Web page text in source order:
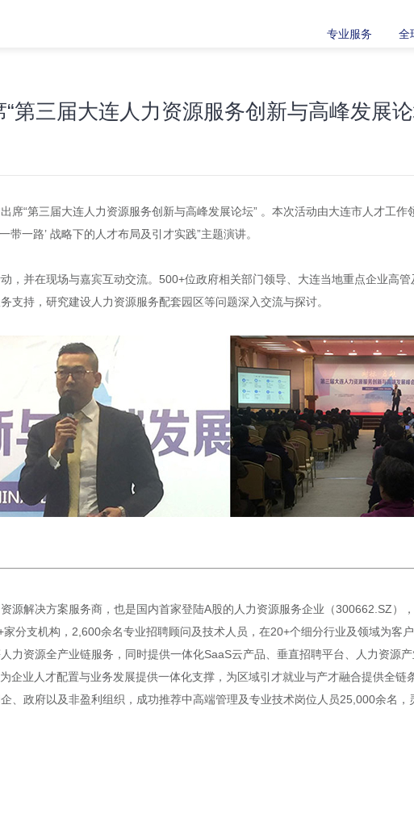
专业服务
全
第三届大连人力资源服务创新与高峰发展论
席“第三届大连人力资源服务创新与高峰发展论坛” 。本次活动由大连市人才工
带一路’ 战略下的人才布局及引才实践”主题演讲。
，并在现场与嘉宾互动交流。500+位政府相关部门领导、大连当地重点企业高
支持，研究建设人力资源服务配套园区等问题深入交流与探讨。
源解决方案服务商，也是国内首家登陆A股的人力资源服务企业（300662.SZ）
分支机构，2,600余名专业招聘顾问及技术人员，在20+个细分行业及领域为客
力资源全产业链服务，同时提供一体化SaaS云产品、垂直招聘平台、人力资源
企业人才配置与业务发展提供一体化支撑，为区域引才就业与产才融合提供全
、政府以及非盈利组织，成功推荐中高端管理及专业技术岗位人员25,000余名